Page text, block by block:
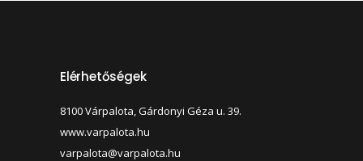
Elérhetőségek
8100 Várpalota, Gárdonyi Géza u. 39.
www.varpalota.hu
varpalota@varpalota.hu